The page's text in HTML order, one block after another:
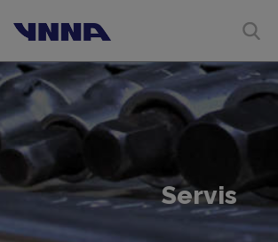
Servis